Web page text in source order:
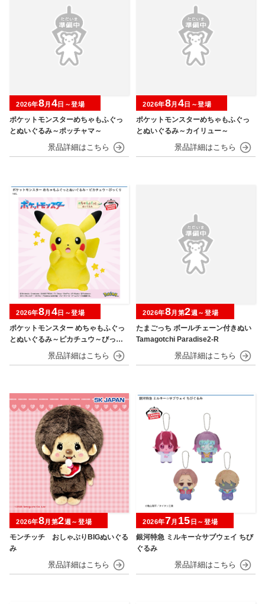
ポケットモンスターめちゃもふぐっ
とぬいぐるみ～ポッチャマ～
2026年8月 4日～登場
ポケットモンスターめちゃもふぐっ
とぬいぐるみ～カイリュー～
2026年8月 4日～登場
ポケットモンスター めちゃもふぐっ
とぬいぐるみ～ピカチュウ～びっく
2026年8月 4 日～登場
たまごっち ボールチェーン付きぬい
Tamagotchi Paradise2-R
2026年8月第2週～登場
モンチッチ おしゃぶりBIGぬいぐる
み
2026年8月第2週～登場
銀河特急 ミルキー☆サブウェイ ちび
ぐるみ
2026年7月 15 日～登場